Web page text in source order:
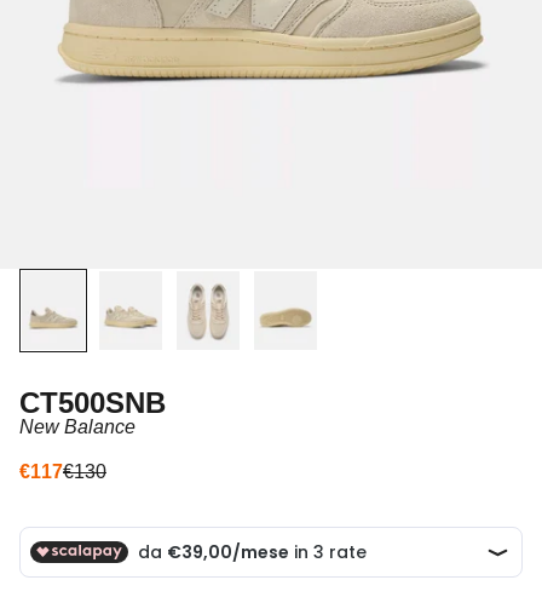
CT500SNB
New Balance
Prezzo scontato
€117Prezzo
€130